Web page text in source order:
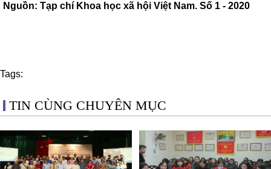
Nguồn: Tạp chí Khoa học xã hội Việt Nam. Số 1 - 2020
Tags:
TIN CÙNG CHUYÊN MỤC